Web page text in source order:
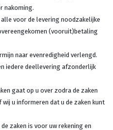
nakoming.
voor de levering noodzakelijke
(vooruit)betaling
naar evenredigheid verlengd.
iedere deellevering afzonderlijk
gaat op u over zodra de zaken
u informeren dat u de zaken kunt
zaken is voor uw rekening en